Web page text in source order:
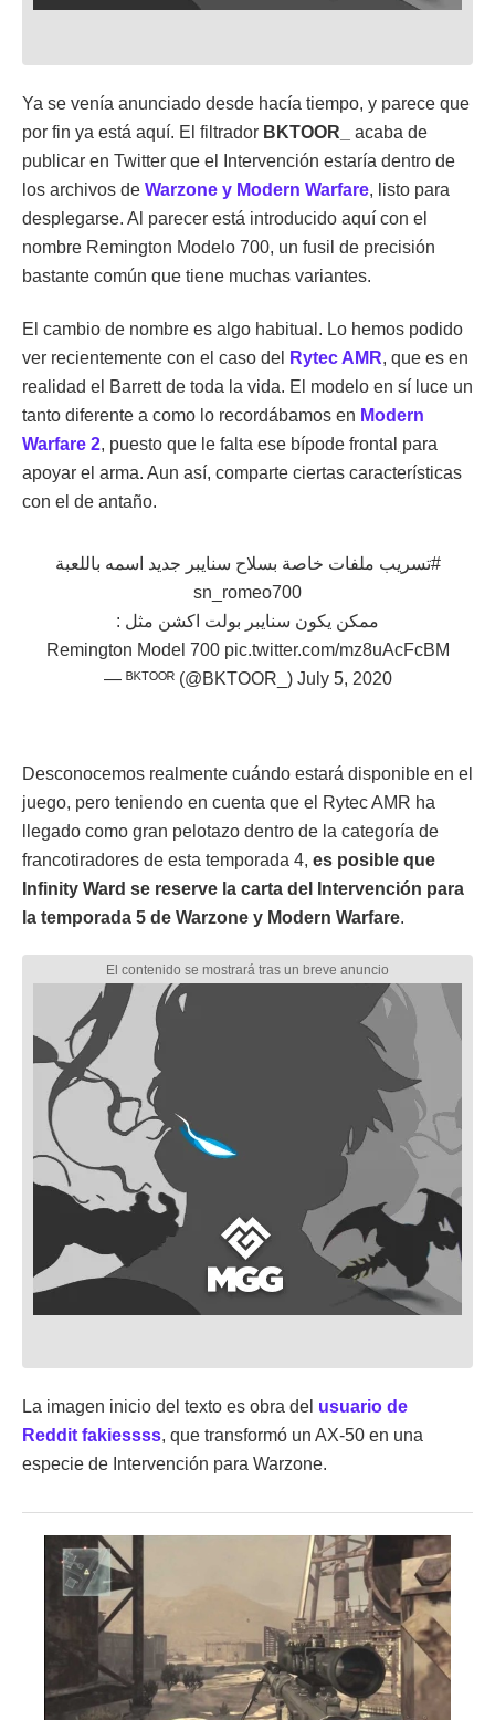
Ya se venía anunciado desde hacía tiempo, y parece que
por fin ya está aquí. El filtrador BKTOOR_
acaba de
publicar en Twitter que el Intervención estaría dentro de
los archivos de Warzone y Modern Warfare, listo para
desplegarse. Al parecer está introducido aquí con el
nombre Remington Modelo 700, un fusil de precisión
bastante común que tiene muchas variantes.
El cambio de nombre es algo habitual. Lo hemos podido
ver recientemente con el caso del
Rytec AMR, que es en
realidad el Barrett de toda la vida. El modelo en sí luce un
tanto diferente a como lo recordábamos en Modern
Warfare 2, puesto que le falta ese bípode frontal para
apoyar el arma. Aun así, comparte ciertas características
con el de antaño.
#تسريب ملفات خاصة بسلاح سنايبر جديد اسمه باللعبة
sn_romeo700
ممكن يكون سنايبر بولت اكشن مثل :
Remington Model 700 pic.twitter.com/mz8uAcFcBM
— ᴮᴷᵀᴼᴼᴿ (@BKTOOR_) July 5, 2020
Desconocemos realmente cuándo estará disponible en el
juego, pero teniendo en cuenta que el Rytec AMR ha
llegado como gran pelotazo dentro de la categoría de
francotiradores de esta temporada 4, es posible que
Infinity Ward se reserve la carta del Intervención para
la temporada 5 de Warzone y Modern Warfare.
La imagen inicio del texto es obra del usuario de
Reddit fakiessss, que transformó un AX-50 en una
especie de Intervención para Warzone.